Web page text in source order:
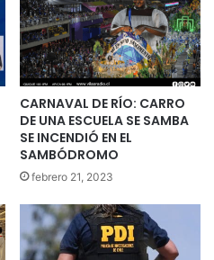
CARNAVAL DE RÍO: CARRO
DE UNA ESCUELA SE SAMBA
SE INCENDIÓ EN EL
SAMBÓDROMO
febrero 21, 2023